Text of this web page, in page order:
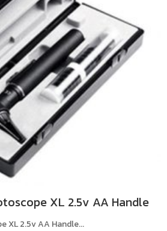
XL 2.5v AA Handle
XL 2.5v AA Handle...